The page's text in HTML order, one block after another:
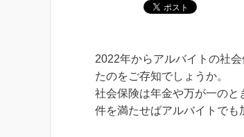
2022年からアルバイトの社
たのをご存知でしょうか。
社会保険は年金や万が一の
件を満たせばアルバイトでも